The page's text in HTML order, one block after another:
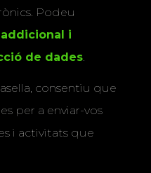
Podeu
i
de dades.
consentiu que
per a enviar-vos
i activitats que